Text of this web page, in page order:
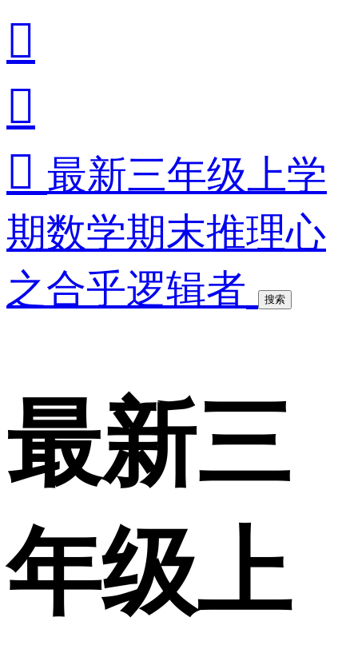


 最新三年级上学
期数学期末推理心
之合乎逻辑者
搜索
最新三
年级上